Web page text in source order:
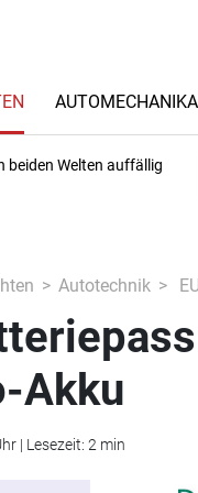
beiden Welten auffällig
Autotechnik
Akku
| Lesezeit: 2 min